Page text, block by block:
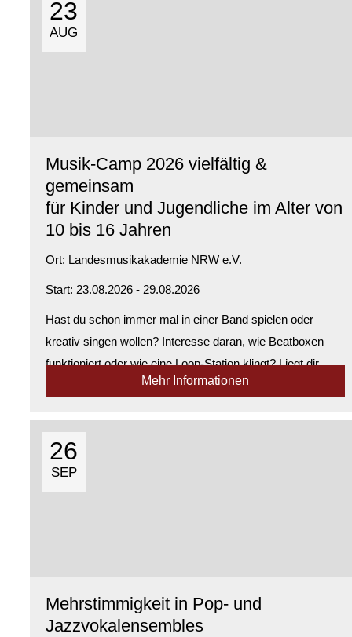
23
AUG
Musik-Camp 2026 vielfältig &
gemeinsam
für Kinder und Jugendliche im Alter von
10 bis 16 Jahren
Ort: Landesmusikakademie NRW e.V.
Start: 23.08.2026 - 29.08.2026
Hast du schon immer mal in einer Band spielen oder
kreativ singen wollen? Interesse daran, wie Beatboxen
funktioniert oder wie eine Loop-Station klingt? Liegt dir
Tanzen oder Body-Percussion? Möchtest du Rhythmen
Mehr Informationen
26
SEP
Mehrstimmigkeit in Pop- und
Jazzvokalensembles